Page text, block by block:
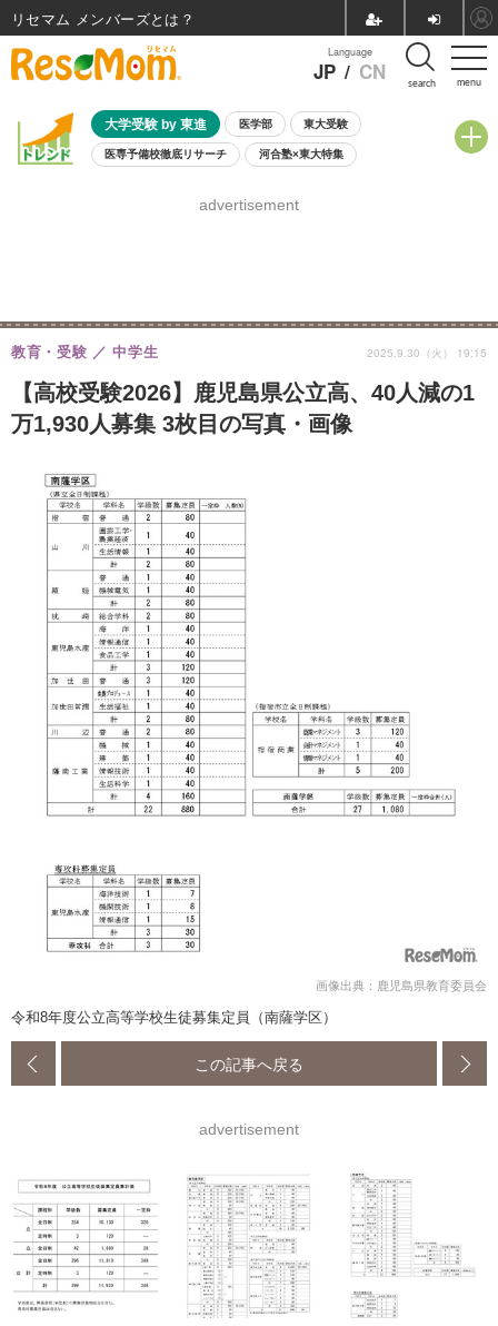
menu
Language
JP / CN search
大学受験 by 東進 医学部 東大受験
医専予備校徹底リサーチ 河合塾×東大特集
8月開催学校説明会・相談会
advertisement
【高校受験2026】鹿児島県公立高、40人減の1
万1,930人募集 3枚目の写真・画像
教育・受験 中学生 2025.9.30（火） 19:15
画像出典：鹿児島県教育委員会
令和8年度公立高等学校生徒募集定員（南薩学区）
この記事へ戻る
advertisement
リセマム メンバーズ